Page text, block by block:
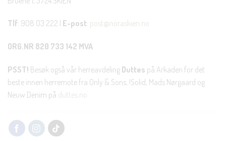
Tlf: 908 03 222 | E-post: post@noraskien.no
ORG.NR 820 733 142 MVA
PSST! Besøk også vår herreavdeling Duttes på Arkaden for det
beste innen herremote fra Only & Sons, !Solid, Mads Nørgaard og
Neuw Denim på duttes.no